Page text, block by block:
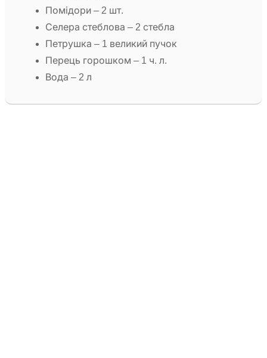
Помідори – 2 шт.
Селера стеблова – 2 стебла
Петрушка – 1 великий пучок
Перець горошком – 1 ч. л.
Вода – 2 л